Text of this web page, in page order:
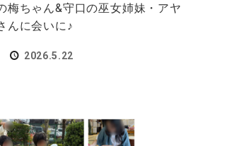
梅ちゃん&守口の巫女姉妹・アヤ
んに会いに♪
2026.5.22